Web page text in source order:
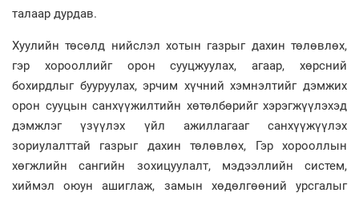
талаар дурдав.
Хуулийн төсөлд нийслэл хотын газрыг дахин төлөвлөх,
гэр хорооллийг орон сууцжуулах, агаар, хөрсний
бохирдлыг бууруулах, эрчим хүчний хэмнэлтийг дэмжих
орон сууцын санхүүжилтийн хөтөлбөрийг хэрэгжүүлэхэд
дэмжлэг үзүүлэх үйл ажиллагааг санхүүжүүлэх
зориулалттай газрыг дахин төлөвлөх, Гэр хорооллын
хөгжлийн сангийн зохицуулалт, мэдээллийн систем,
хиймэл оюун ашиглаж, замын хөдөлгөөний урсгалыг